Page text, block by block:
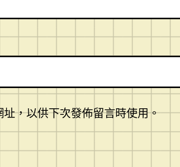
，以供下次發佈留言時使用。